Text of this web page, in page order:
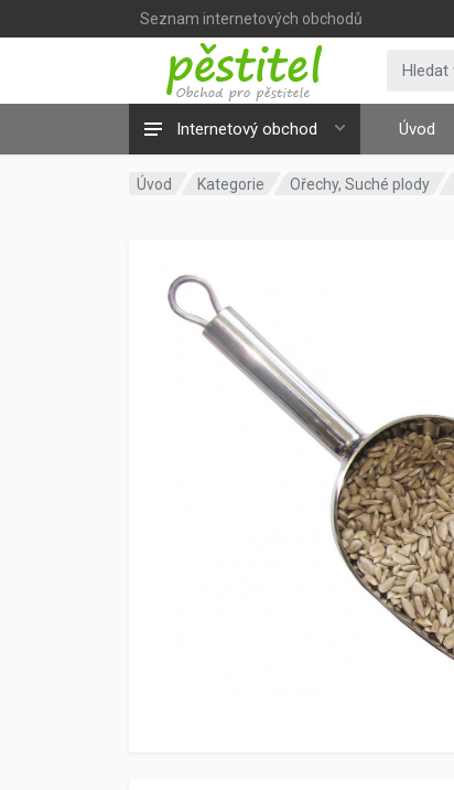
Seznam internetových obchodů
Internetový obchod Úvod
Úvod Kategorie Ořechy, Suché plody